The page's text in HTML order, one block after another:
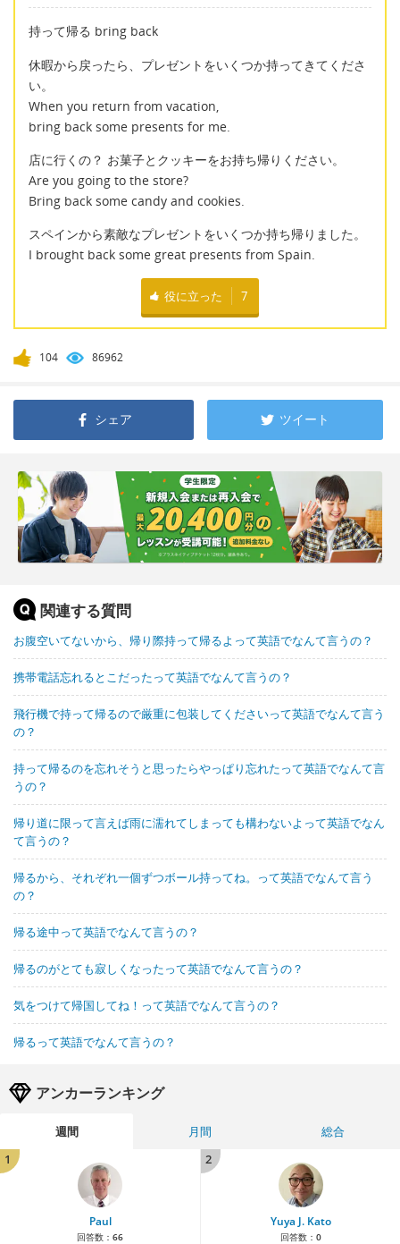
持って帰る bring back
休暇から戻ったら、プレゼントをいくつか持ってきてくださ
い。
When you return from vacation,
bring back some presents for me.
店に行くの？ お菓子とクッキーをお持ち帰りください。
Are you going to the store?
Bring back some candy and cookies.
スペインから素敵なプレゼントをいくつか持ち帰りました。
I brought back some great presents from Spain.
役に立った 7
104 86962
シェア ツイート
関連する質問
お腹空いてないから、帰り際持って帰るよって英語でなんて言うの？
携帯電話忘れるとこだったって英語でなんて言うの？
飛行機で持って帰るので厳重に包装してくださいって英語でなんて言う
の？
持って帰るのを忘れそうと思ったらやっぱり忘れたって英語でなんて言
うの？
帰り道に限って言えば雨に濡れてしまっても構わないよって英語でなん
て言うの？
帰るから、それぞれ一個ずつボール持ってね。って英語でなんて言う
の？
帰る途中って英語でなんて言うの？
帰るのがとても寂しくなったって英語でなんて言うの？
気をつけて帰国してね！って英語でなんて言うの？
帰るって英語でなんて言うの？
アンカーランキング
週間 月間
総合
1
Paul
回答数： 66
2
Yuya J. Kato
回答数： 0